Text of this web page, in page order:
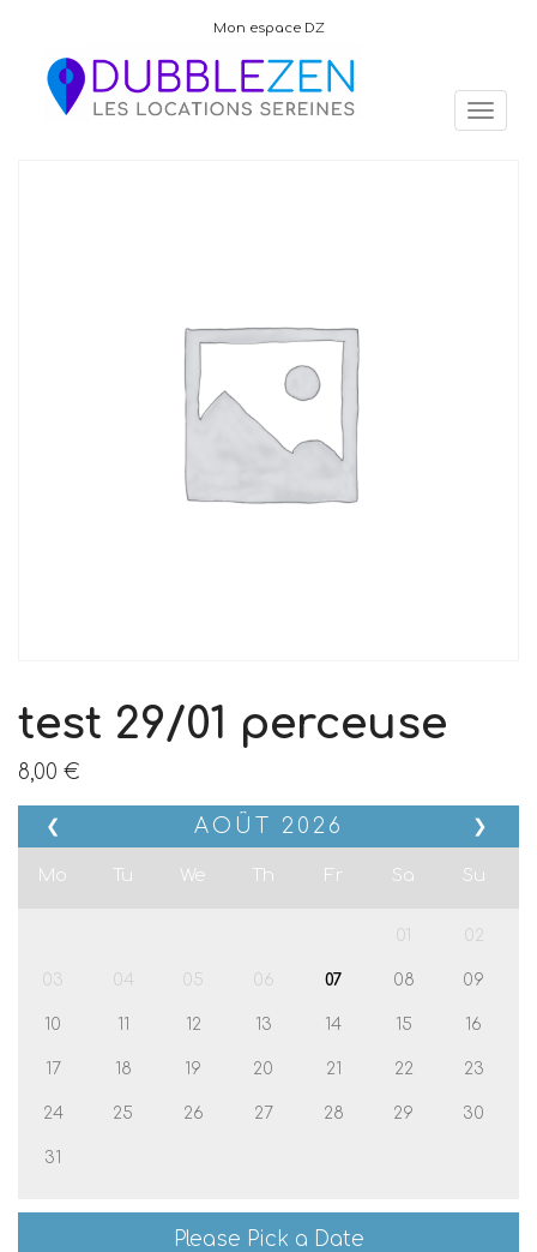
Mon espace DZ
test 29/01 perceuse
8,00 €
❮ ❯
AOÛT 2026
Mo Tu We Th Fr Sa Su
01 02
03 04 05 06 07 08 09
10 11 12 13 14 15 16
17 18 19 20 21 22 23
24 25 26 27 28 29 30
31
Please Pick a Date